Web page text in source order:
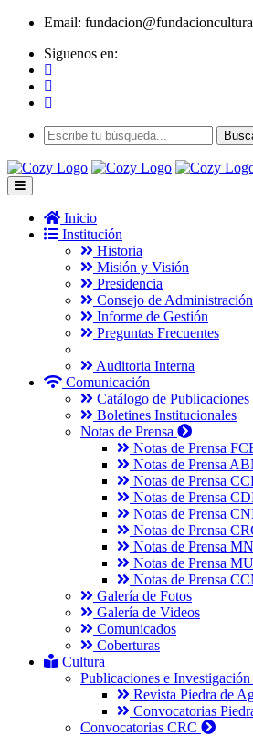
Email:
Siguenos en:
Inicio
Institución
Historia
Misión y Visión
Presidencia
Consejo de Administración
Informe de Gestión
Preguntas Frecuentes
Auditoria Interna
Comunicación
Catálogo de Publicaciones
Boletines Institucionales
Notas de Prensa
Notas de Prensa
Notas de Prensa
Notas de Prensa
Notas de Prensa
Notas de Prensa
Notas de Prensa
Notas de Prensa
Notas de Prensa
Notas de Prensa
Galería de Fotos
Galería de Videos
Comunicados
Coberturas
Cultura
Publicaciones e Investigación
Revista Piedra de
Convocatorias
Convocatorias CRC